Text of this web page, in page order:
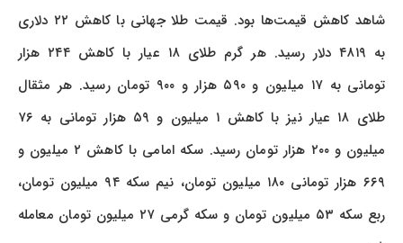
شاهد کاهش قیمت‌ها بود. قیمت طلا جهانی با کاهش ۲۲ دلاری
به ۴۸۱۹ دلار رسید. هر گرم طلای ۱۸ عیار با کاهش ۲۴۴ هزار
تومانی به ۱۷ میلیون و ۵۹۰ هزار و ۹۰۰ تومان رسید. هر مثقال
طلای ۱۸ عیار نیز با کاهش ۱ میلیون و ۵۹ هزار تومانی به ۷۶
میلیون و ۲۰۰ هزار تومان رسید. سکه امامی با کاهش ۲ میلیون و
۶۶۹ هزار تومانی ۱۸۰ میلیون تومان، نیم سکه ۹۴ میلیون تومان،
ربع سکه ۵۳ میلیون تومان و سکه گرمی ۲۷ میلیون تومان معامله